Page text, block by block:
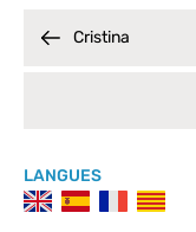
LANGUES
Cristina